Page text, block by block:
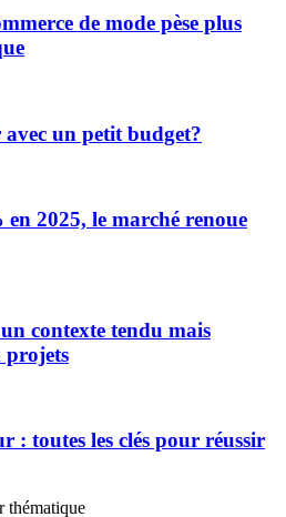
de mode pèse plus
un petit budget?
2025, le marché renoue
contexte tendu mais
projets
: toutes les clés pour réussir
thématique